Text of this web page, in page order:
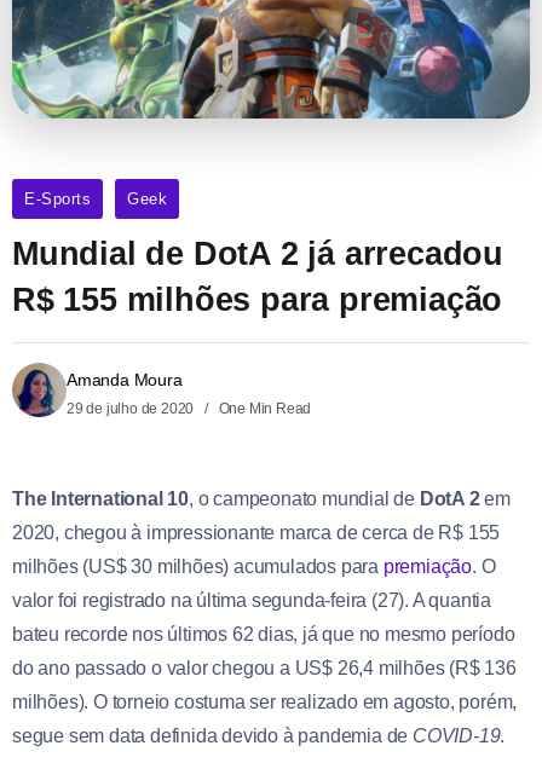
E-Sports Geek
Mundial de DotA 2 já arrecadou
R$ 155 milhões para premiação
Amanda Moura
29 de julho de 2020 One Min Read
The International 10, o campeonato mundial de DotA 2em
2020, chegou à impressionante marca de cerca de R$ 155
milhões (US$ 30 milhões) acumulados para premiação. O
valor foi registrado na última segunda-feira (27). A quantia
bateu recorde nos últimos 62 dias, já que no mesmo período
do ano passado o valor chegou a US$ 26,4 milhões (R$ 136
milhões). O torneio costuma ser realizado em agosto, porém,
segue sem data definida devido à pandemia de COVID-19.